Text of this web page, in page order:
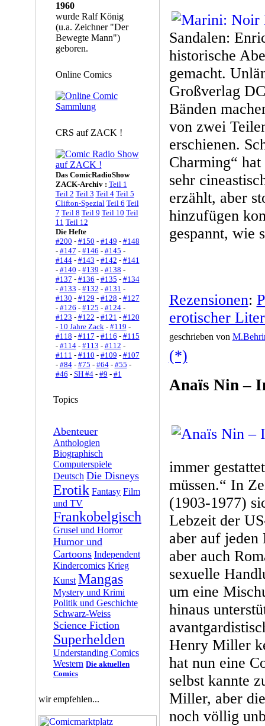
1960
wurde Ralf König
(u.a. Zeichner "Der
Bewegte Mann")
geboren.
Online Comics
CRS auf ZACK !
Das ComicRadioShow
ZACK-Archiv : Teil 1
Teil 2 Teil 3 Teil 4 Teil 5
Clifton-Spezial Teil 6 Teil
7 Teil 8 Teil 9 Teil 10 Teil
11 Teil 12
Die Hefte
#200 - #150 - #149 - #148
- #147 - #146 - #145 -
#144- #143 - #142 - #141
- #140 - #139 - #138 -
#137 - #136 - #135 - #134
- #133 - #132 - #131 -
#130 - #129 - #128 - #127
- #126 - #125 - #124-
#123 - #122 - #121 - #120
- 10 Jahre Zack- #119 -
#118 - #117 - #116 - #115
- #114- #113 - #112 -
#111 - #110 - #109 - #107
- #84- #75 - #64- #55 -
#46 - SH #4- #9 - #1
Topics
Abenteuer
Anthologien
Biographisch
Computerspiele
Deutsch Die Disneys
Erotik Fantasy Film
und TV
Frankobelgisch
Grusel und Horror
Humor und
Cartoons Independent
Kindercomics Krieg
Kunst Mangas
Mystery und Krimi
Politik und Geschichte
Schwarz-Weiss
Science Fiction
Superhelden
Understanding Comics
Western Die aktuellen
Comics
wir empfehlen...
Sandalen:
historische
gemacht.
Großverlag
Bänden
von zwei
erschienen.
Charming“
sehr
erzählt, aber
hinzufügen
gespannt, wie
Rezensionen:
erotischer
geschrieben von
(*)
Anaïs Nin –
immer
müssen.“ In
(1903-1977)
Lebzeit der
aber auf jeden
aber auch
sexuelle
um eine
hinaus
Henry Miller
hat nun eine
selbst kannte
Miller, aber
noch völlig